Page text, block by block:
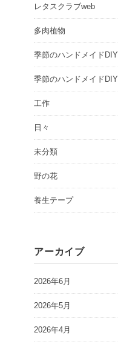
レタスクラブweb
多肉植物
季節のハンドメイドDIY
季節のハンドメイドDIY
工作
日々
未分類
野の花
養生テープ
アーカイブ
2026年6月
2026年5月
2026年4月